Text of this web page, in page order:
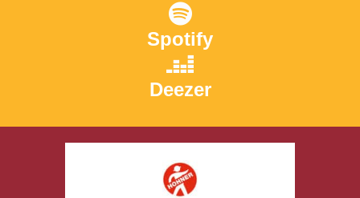
Spotify
Deezer